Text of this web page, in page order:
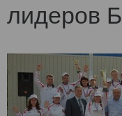
лидеров